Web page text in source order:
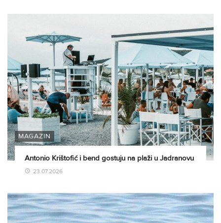
MAGAZIN
Antonio Krištofić i bend gostuju na plaži u Jadranovu
23.07.2026